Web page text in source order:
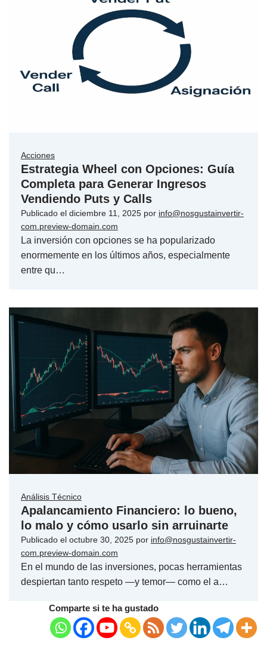
Acciones
Estrategia Wheel con Opciones: Guía
Completa para Generar Ingresos
Vendiendo Puts y Calls
Publicado el diciembre 11, 2025 por info@nosgustainvertir-
com.preview-domain.com
La inversión con opciones se ha popularizado
enormemente en los últimos años, especialmente
entre qu…
Análisis Técnico
Apalancamiento Financiero: lo bueno,
lo malo y cómo usarlo sin arruinarte
Publicado el octubre 30, 2025 por info@nosgustainvertir-
com.preview-domain.com
En el mundo de las inversiones, pocas herramientas
despiertan tanto respeto —y temor— como el a…
Comparte si te ha gustado